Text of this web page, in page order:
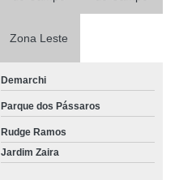
Zona Leste
Demarchi
Parque dos Pássaros
Rudge Ramos
Jardim Zaira